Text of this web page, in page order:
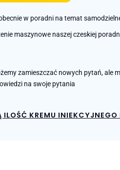
w poradni na temat
maszynowe naszej czeskiej
zamieszczać nowych pytań, ale
na swoje pytania
KREMU